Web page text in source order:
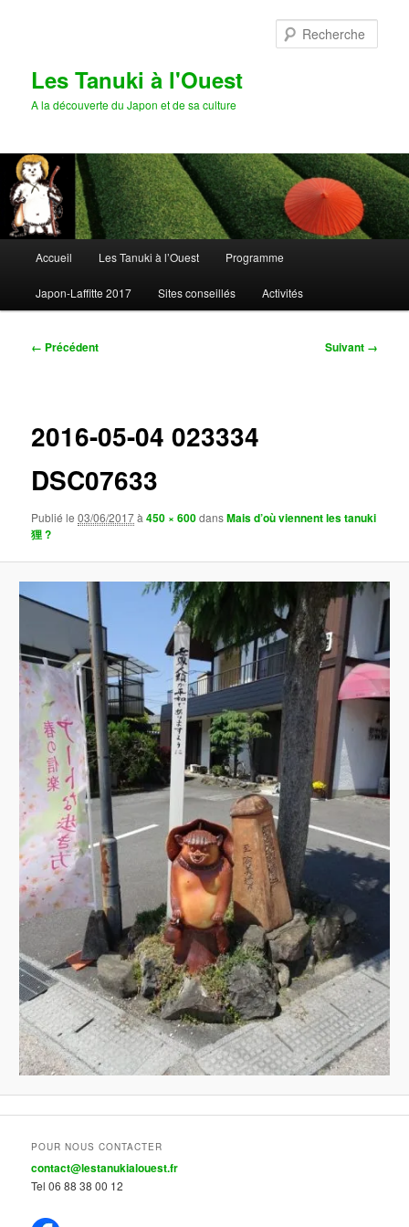
Les Tanuki à l'Ouest
A la découverte du Japon et de sa culture
principal
Accueil Les Tanuki à l’Ouest Programme
Japon-Laffitte 2017 Sites conseillés Activités
Navigation
← Précédent Suivant →
2016-05-04 023334
DSC07633
Publié le03/06/2017à450 × 600dansMais d’où viennent les tanuki
狸 ?
POUR NOUS CONTACTER
contact@lestanukialouest.fr
Tel 06 88 38 00 12